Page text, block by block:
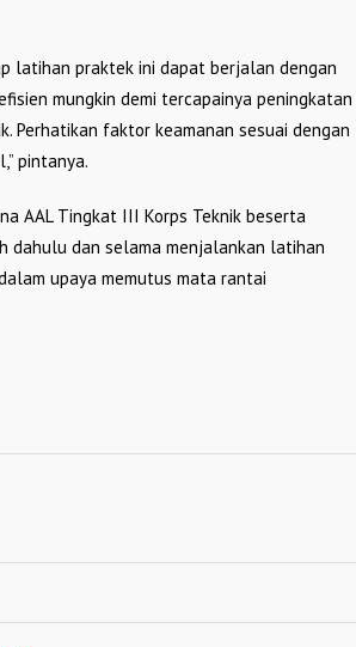
latihan praktek ini dapat berjalan dengan
mungkin demi tercapainya peningkatan
Perhatikan faktor keamanan sesuai dengan
pintanya.
AAL Tingkat III Korps Teknik beserta
dan selama menjalankan latihan
upaya memutus mata rantai